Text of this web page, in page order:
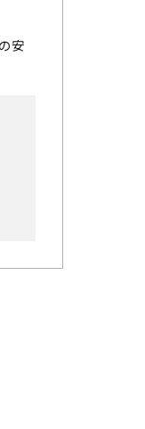
安